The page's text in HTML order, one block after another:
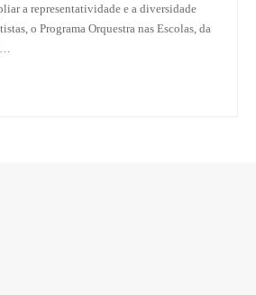
a representatividade e a diversidade
o Programa Orquestra nas Escolas, da